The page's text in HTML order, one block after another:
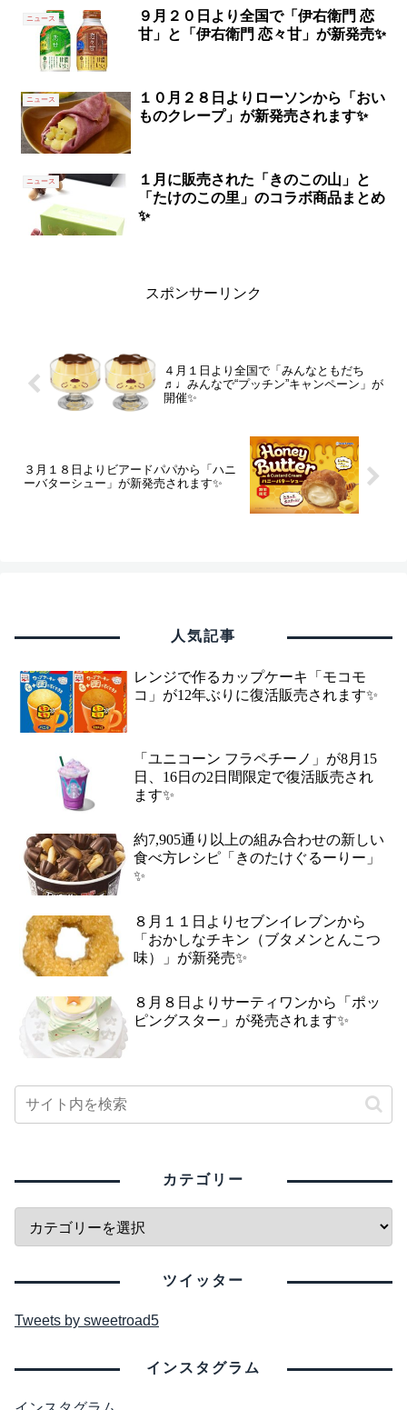
ニュース
９月２０日より全国で「伊右衛門 恋
甘」と「伊右衛門 恋々甘」が新発売✨
ニュース
１０月２８日よりローソンから「おい
ものクレープ」が新発売されます✨
ニュース
１月に販売された「きのこの山」と
「たけのこの里」のコラボ商品まとめ
✨
スポンサーリンク
４月１日より全国で「みんなともだち
♬♩みんなで“プッチン”キャンペーン」が
開催✨
３月１８日よりビアードパパから「ハニ
ーバターシュー」が新発売されます✨
人気記事
レンジで作るカップケーキ「モコモ
コ」が12年ぶりに復活販売されます✨
「ユニコーン フラペチーノ」が8月15
日、16日の2日間限定で復活販売され
ます✨
約7,905通り以上の組み合わせの新しい
食べ方レシピ「きのたけぐるーりー」
✨
８月１１日よりセブンイレブンから
「おかしなチキン（ブタメンとんこつ
味）」が新発売✨
８月８日よりサーティワンから「ポッ
ピングスター」が発売されます✨
カテゴリー
ツイッター
Tweets by sweetroad5
インスタグラム